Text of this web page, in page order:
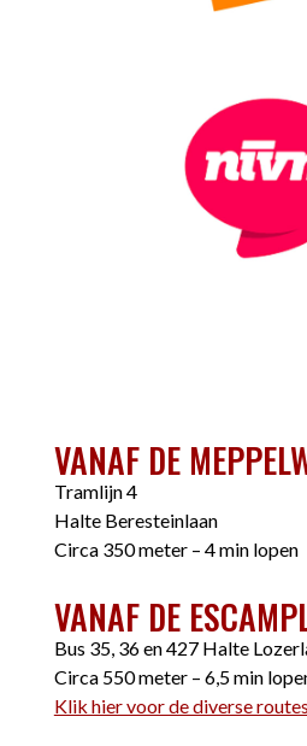
VANAF DE
Tramlijn 4
Halte Beresteinlaan
Circa 350 meter – 4 min lopen
VANAF DE
Bus 35, 36 en 427 Halte
Circa 550 meter – 6,5 min
Klik hier voor de diverse